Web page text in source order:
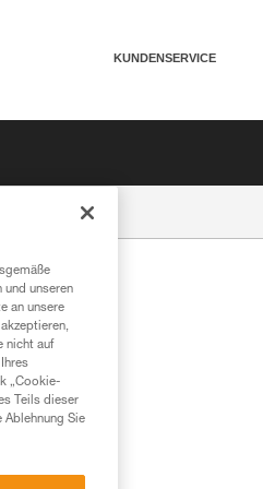
KUNDENSERVICE
und unseren
an unsere
nicht auf
„Cookie-
Teils dieser
Ablehnung Sie